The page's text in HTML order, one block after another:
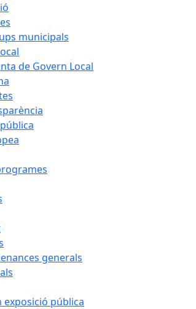
municipals
de Govern Local
generals
exposició pública